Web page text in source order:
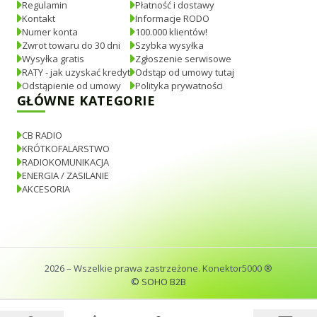
Regulamin
Kontakt
Numer konta
Zwrot towaru do 30 dni
Wysyłka gratis
RATY - jak uzyskać kredyt
Odstąpienie od umowy
Płatność i dostawy
Informacje RODO
100.000 klientów!
Szybka wysyłka
Zgłoszenie serwisowe
Odstąp od umowy tutaj
Polityka prywatności
GŁÓWNE KATEGORIE
CB RADIO
KRÓTKOFALARSTWO
RADIOKOMUNIKACJA
ENERGIA / ZASILANIE
AKCESORIA
2026– Wszelkie prawa zastrzeżone. Konektor5000 ®
© SOHO B2B